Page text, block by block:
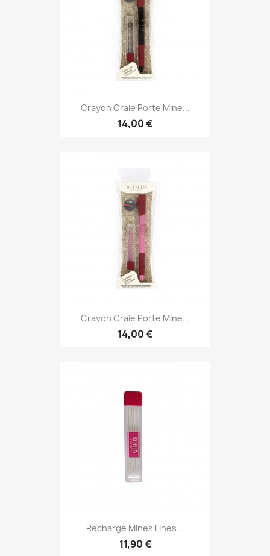
Crayon Craie Porte Mine...
14,00 €
Crayon Craie Porte Mine...
14,00 €
Recharge Mines Fines...
11,90 €